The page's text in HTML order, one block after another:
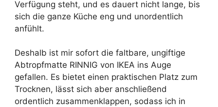
Verfügung steht, und es dauert nicht lange, bis
sich die ganze Küche eng und unordentlich
anfühlt.
Deshalb ist mir sofort die faltbare, ungiftige
Abtropfmatte RINNIG von IKEA ins Auge
gefallen. Es bietet einen praktischen Platz zum
Trocknen, lässt sich aber anschließend
ordentlich zusammenklappen, sodass ich in